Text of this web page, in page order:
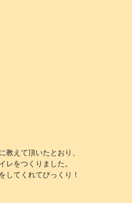
教えて頂いたとおり、
レをつくりました。
してくれてびっくり！